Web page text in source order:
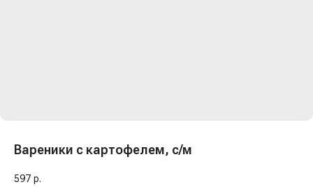
Вареники с картофелем, с/м
597 р.